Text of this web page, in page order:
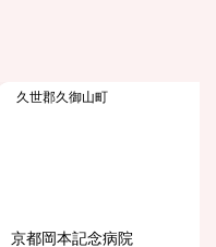
久世郡久御山町
京都岡本記念病院